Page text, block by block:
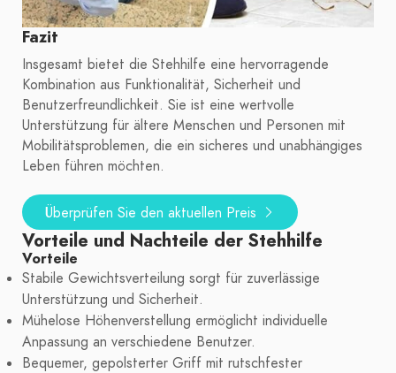
Fazit
Insgesamt bietet die Stehhilfe eine hervorragende
Kombination aus Funktionalität, Sicherheit und
Benutzerfreundlichkeit. Sie ist eine wertvolle
Unterstützung für ältere Menschen und Personen mit
Mobilitätsproblemen, die ein sicheres und unabhängiges
Leben führen möchten.
Überprüfen Sie den aktuellen Preis
Vorteile und Nachteile der Stehhilfe
Vorteile
Stabile Gewichtsverteilung sorgt für zuverlässige
Unterstützung und Sicherheit.
Mühelose Höhenverstellung ermöglicht individuelle
Anpassung an verschiedene Benutzer.
Bequemer, gepolsterter Griff mit rutschfester